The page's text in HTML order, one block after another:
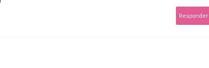
Responder